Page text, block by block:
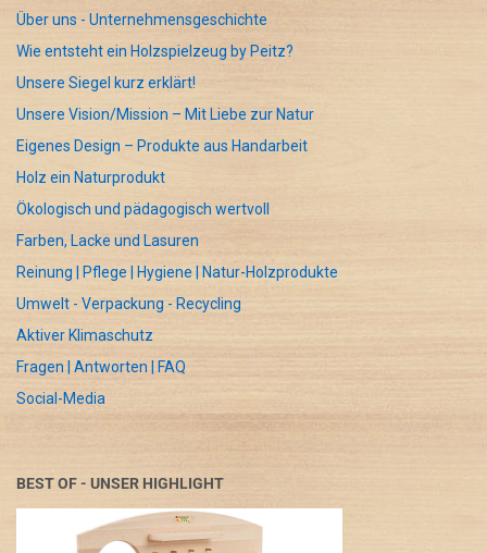
Über uns - Unternehmensgeschichte
Wie entsteht ein Holzspielzeug by Peitz?
Unsere Siegel kurz erklärt!
Unsere Vision/Mission – Mit Liebe zur Natur
Eigenes Design – Produkte aus Handarbeit
Holz ein Naturprodukt
Ökologisch und pädagogisch wertvoll
Farben, Lacke und Lasuren
Reinung | Pflege | Hygiene | Natur-Holzprodukte
Umwelt - Verpackung - Recycling
Aktiver Klimaschutz
Fragen | Antworten | FAQ
Social-Media
BEST OF - UNSER HIGHLIGHT